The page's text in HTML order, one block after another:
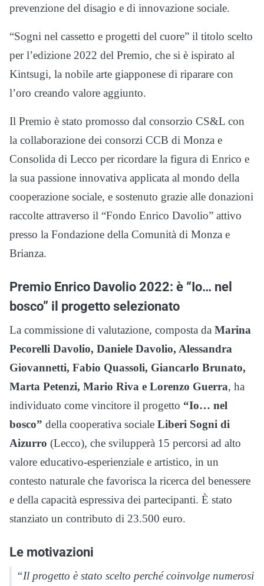
prevenzione del disagio e di innovazione sociale.
“Sogni nel cassetto e progetti del cuore” il titolo scelto
per l’edizione 2022 del Premio, che si è ispirato al
Kintsugi, la nobile arte giapponese di riparare con
l’oro creando valore aggiunto.
Il Premio è stato promosso dal consorzio CS&L con
la collaborazione dei consorzi CCB di Monza e
Consolida di Lecco per ricordare la figura di Enrico e
la sua passione innovativa applicata al mondo della
cooperazione sociale, e sostenuto grazie alle donazioni
raccolte attraverso il “Fondo Enrico Davolio” attivo
presso la Fondazione della Comunità di Monza e
Brianza.
Premio Enrico Davolio 2022: è “Io… nel
bosco” il progetto selezionato
La commissione di valutazione, composta da Marina
Pecorelli Davolio, Daniele Davolio, Alessandra
Giovannetti, Fabio Quassoli, Giancarlo Brunato,
Marta Petenzi, Mario Riva e Lorenzo Guerra, ha
individuato come vincitore il progetto “Io… nel
bosco” della cooperativa sociale Liberi Sogni di
Aizurro (Lecco), che svilupperà 15 percorsi ad alto
valore educativo-esperienziale e artistico, in un
contesto naturale che favorisca la ricerca del benessere
e della capacità espressiva dei partecipanti. È stato
stanziato un contributo di 23.500 euro.
Le motivazioni
“Il progetto è stato scelto perché coinvolge numerosi